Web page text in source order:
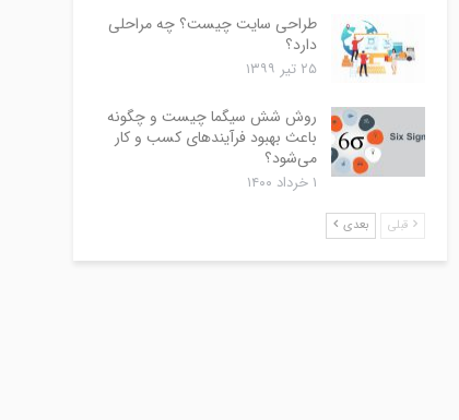
طراحی سایت چیست؟ چه مراحلی
دارد؟
۲۵ تیر ۱۳۹۹
روش شش سیگما چیست و چگونه
باعث بهبود فرآیندهای کسب و کار
می‌شود؟
۱ خرداد ۱۴۰۰
قبلی بعدی